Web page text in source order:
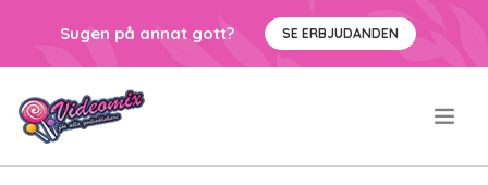
Sugen på annat gott? SE ERBJUDANDEN